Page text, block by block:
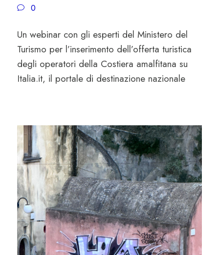
0
Un webinar con gli esperti del Ministero del
Turismo per l’inserimento dell’offerta turistica
degli operatori della Costiera amalfitana su
Italia.it, il portale di destinazione nazionale